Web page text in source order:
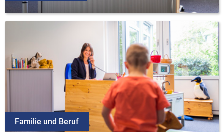
Familie und Beruf